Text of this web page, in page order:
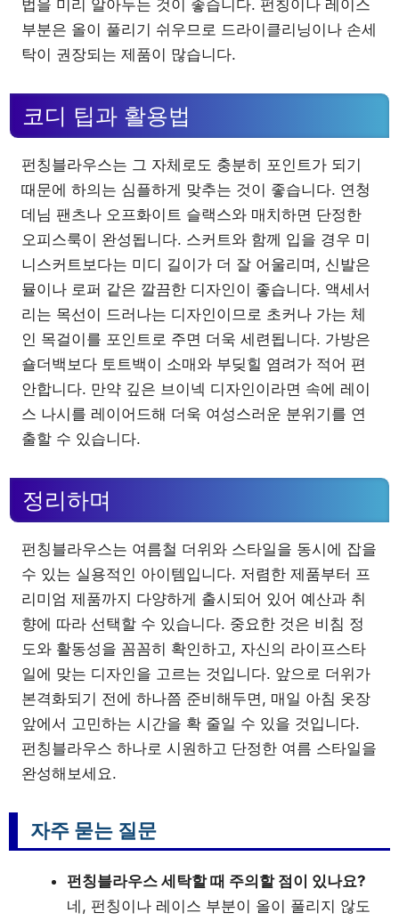
법을 미리 알아두는 것이 좋습니다. 펀칭이나 레이스
부분은 올이 풀리기 쉬우므로 드라이클리닝이나 손세
탁이 권장되는 제품이 많습니다.
코디 팁과 활용법
펀칭블라우스는 그 자체로도 충분히 포인트가 되기
때문에 하의는 심플하게 맞추는 것이 좋습니다. 연청
데님 팬츠나 오프화이트 슬랙스와 매치하면 단정한
오피스룩이 완성됩니다. 스커트와 함께 입을 경우 미
니스커트보다는 미디 길이가 더 잘 어울리며, 신발은
뮬이나 로퍼 같은 깔끔한 디자인이 좋습니다. 액세서
리는 목선이 드러나는 디자인이므로 초커나 가는 체
인 목걸이를 포인트로 주면 더욱 세련됩니다. 가방은
숄더백보다 토트백이 소매와 부딪힐 염려가 적어 편
안합니다. 만약 깊은 브이넥 디자인이라면 속에 레이
스 나시를 레이어드해 더욱 여성스러운 분위기를 연
출할 수 있습니다.
정리하며
펀칭블라우스는 여름철 더위와 스타일을 동시에 잡을
수 있는 실용적인 아이템입니다. 저렴한 제품부터 프
리미엄 제품까지 다양하게 출시되어 있어 예산과 취
향에 따라 선택할 수 있습니다. 중요한 것은 비침 정
도와 활동성을 꼼꼼히 확인하고, 자신의 라이프스타
일에 맞는 디자인을 고르는 것입니다. 앞으로 더위가
본격화되기 전에 하나쯤 준비해두면, 매일 아침 옷장
앞에서 고민하는 시간을 확 줄일 수 있을 것입니다.
펀칭블라우스 하나로 시원하고 단정한 여름 스타일을
완성해보세요.
자주 묻는 질문
펀칭블라우스 세탁할 때 주의할 점이 있나요?
네, 펀칭이나 레이스 부분이 올이 풀리지 않도